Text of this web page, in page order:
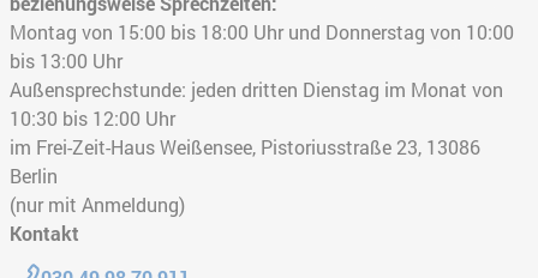
Montag von 15:00 bis 18:00 Uhr und Donnerstag von 10:00
bis 13:00 Uhr
Außensprechstunde: jeden dritten Dienstag im Monat von
10:30 bis 12:00 Uhr
im Frei-Zeit-Haus Weißensee, Pistoriusstraße 23, 13086
Berlin
(nur mit Anmeldung)
Kontakt